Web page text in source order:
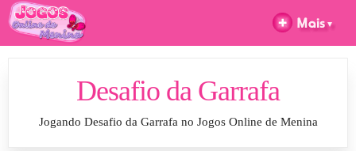
Desafio da Garrafa
Jogando Desafio da Garrafa no Jogos Online de Menina